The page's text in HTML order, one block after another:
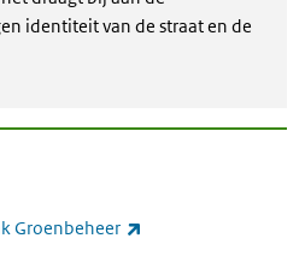
identiteit van de straat en de
Groenbeheer